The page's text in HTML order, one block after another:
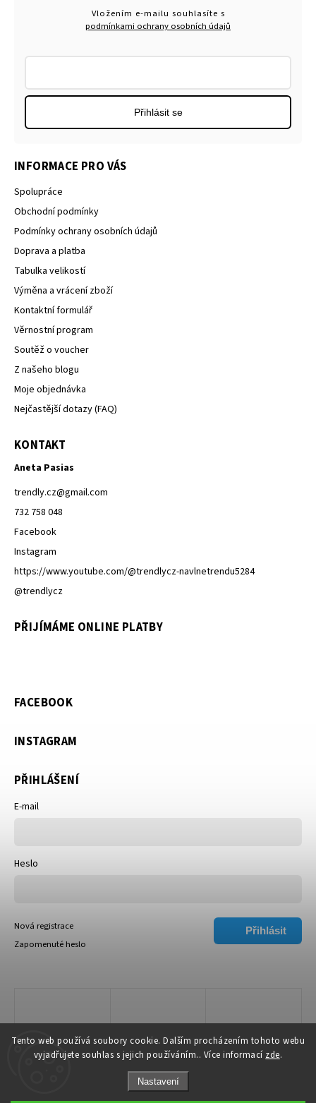
Tento web používá soubory cookie. Dalším procházením tohoto webu
vyjadřujete souhlas s jejich používáním.. Více informací zde.
Nastavení
INFORMACE PRO VÁS
Spolupráce
Obchodní podmínky
Podmínky ochrany osobních údajů
Doprava a platba
Tabulka velikostí
Výměna a vrácení zboží
Kontaktní formulář
Věrnostní program
Soutěž o voucher
Z našeho blogu
Moje objednávka
Nejčastější dotazy (FAQ)
Vložením e-mailu souhlasíte s
podmínkami ochrany osobních údajů
Přihlásit se
KONTAKT
Aneta Pasias
trendly.cz@gmail.com
732 758 048
Facebook
Instagram
https://www.youtube.com/@trendlycz-navlnetrendu5284
@trendlycz
PŘIJÍMÁME ONLINE PLATBY
FACEBOOK
INSTAGRAM
PŘIHLÁŠENÍ
E-mail
Heslo
Přihlásit
Nová registrace
Zapomenuté heslo